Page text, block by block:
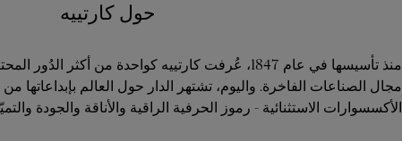
حول كارتييه
منذ تأسيسها في عام 1847، عُرفت كارتييه كواحدة من أكثر
مجال الصناعات الفاخرة. واليوم، تشتهر الدار حول العالم بإبداعاتها
الأكسسوارات الاستثنائية - رموز الحرفية الراقية والأناقة والجودة